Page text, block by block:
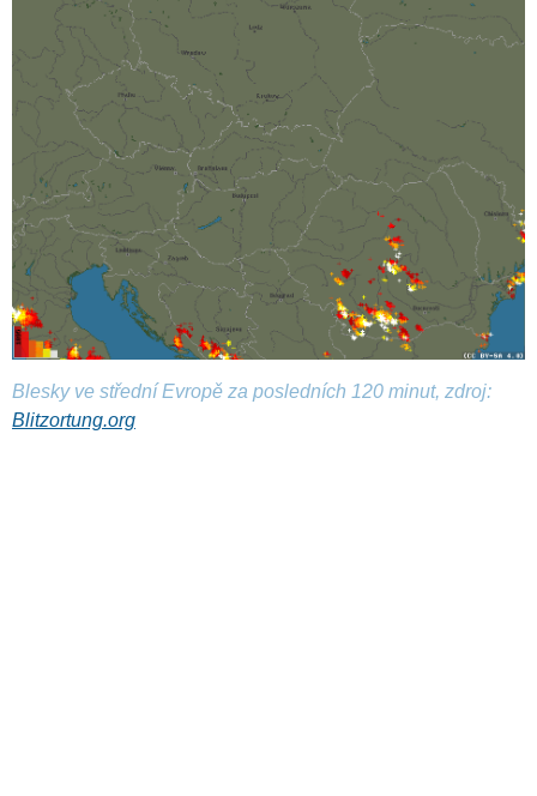
Blesky ve střední Evropě za posledních 120 minut, zdroj:
Blitzortung.org